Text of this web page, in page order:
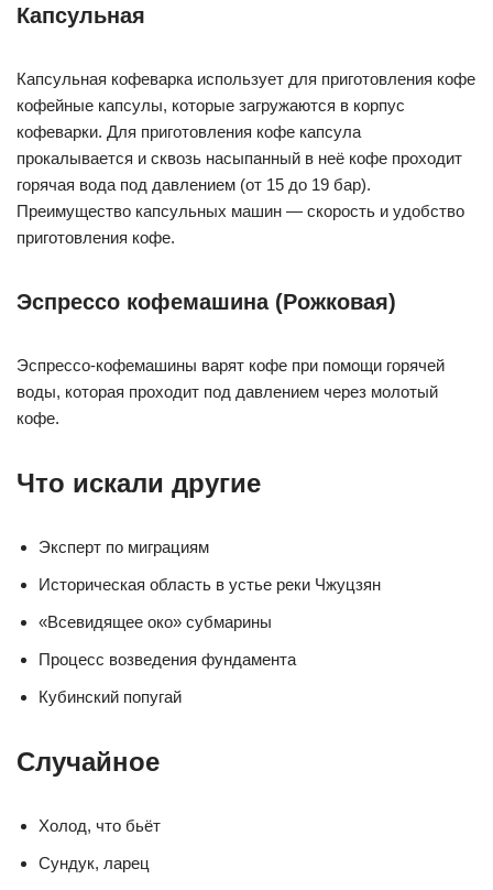
Капсульная
Капсульная кофеварка использует для приготовления кофе
кофейные капсулы, которые загружаются в корпус
кофеварки. Для приготовления кофе капсула
прокалывается и сквозь насыпанный в неё кофе проходит
горячая вода под давлением (от 15 до 19 бар).
Преимущество капсульных машин — скорость и удобство
приготовления кофе.
Эспрессо кофемашина (Рожковая)
Эспрессо-кофемашины варят кофе при помощи горячей
воды, которая проходит под давлением через молотый
кофе.
Что искали другие
Эксперт по миграциям
Историческая область в устье реки Чжуцзян
«Всевидящее око» субмарины
Процесс возведения фундамента
Кубинский попугай
Случайное
Холод, что бьёт
Сундук, ларец